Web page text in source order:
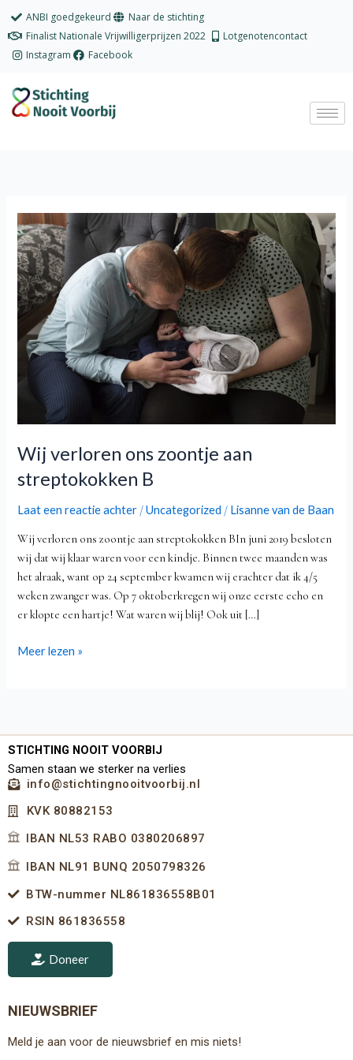
ANBI goedgekeurd
Naar de stichting
Finalist Nationale Vrijwilligerprijzen 2022
Lotgenotencontact
Instagram
Facebook
Wij verloren ons zoontje aan
streptokokken B
Laat een reactie achter /Uncategorized / Lisanne van de Baan
Wij verloren ons zoontje aan streptokokken BIn juni 2019 besloten
wij dat wij klaar waren voor een kindje. Binnen twee maanden was
het alraak, want op 24 september kwamen wij erachter dat ik 4/5
weken zwanger was. Op 7 oktoberkregen wij onze eerste echo en
er klopte een hartje! Wat waren wij blij! Ook uit […]
Wij
verloren
ons
zoontje
aan
streptokokken
B
Meer lezen »
STICHTING NOOIT VOORBIJ
Samen staan we sterker na verlies
info@stichtingnooitvoorbij.nl
KVK 80882153
IBAN NL53 RABO 0380206897
IBAN NL91 BUNQ 2050798326
BTW-nummer NL861836558B01
RSIN 861836558
Doneer
NIEUWSBRIEF
Meld je aan voor de nieuwsbrief en mis niets!